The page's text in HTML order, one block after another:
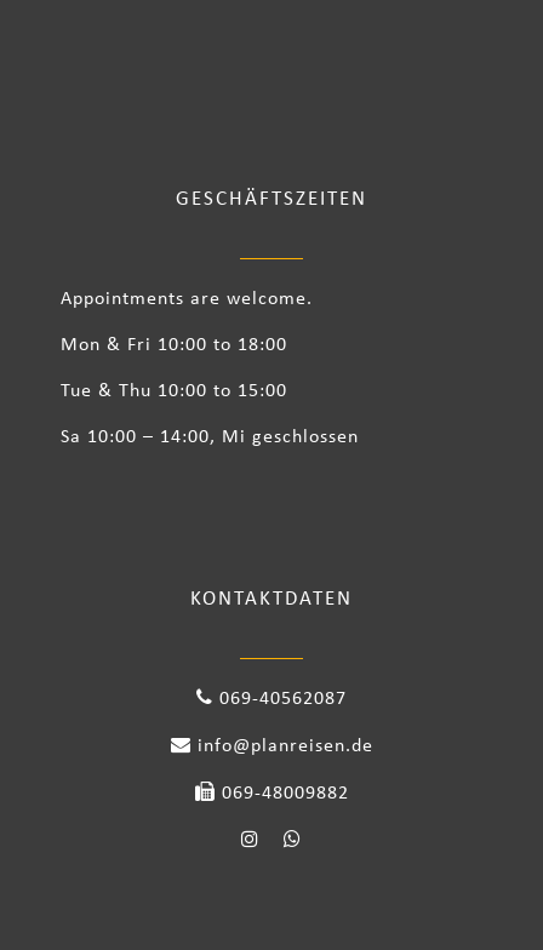
GESCHÄFTSZEITEN
Appointments are welcome.
Mon & Fri 10:00 to 18:00
Tue & Thu 10:00 to 15:00
Sa 10:00 – 14:00, Mi geschlossen
KONTAKTDATEN
069-40562087
info@planreisen.de
069-48009882